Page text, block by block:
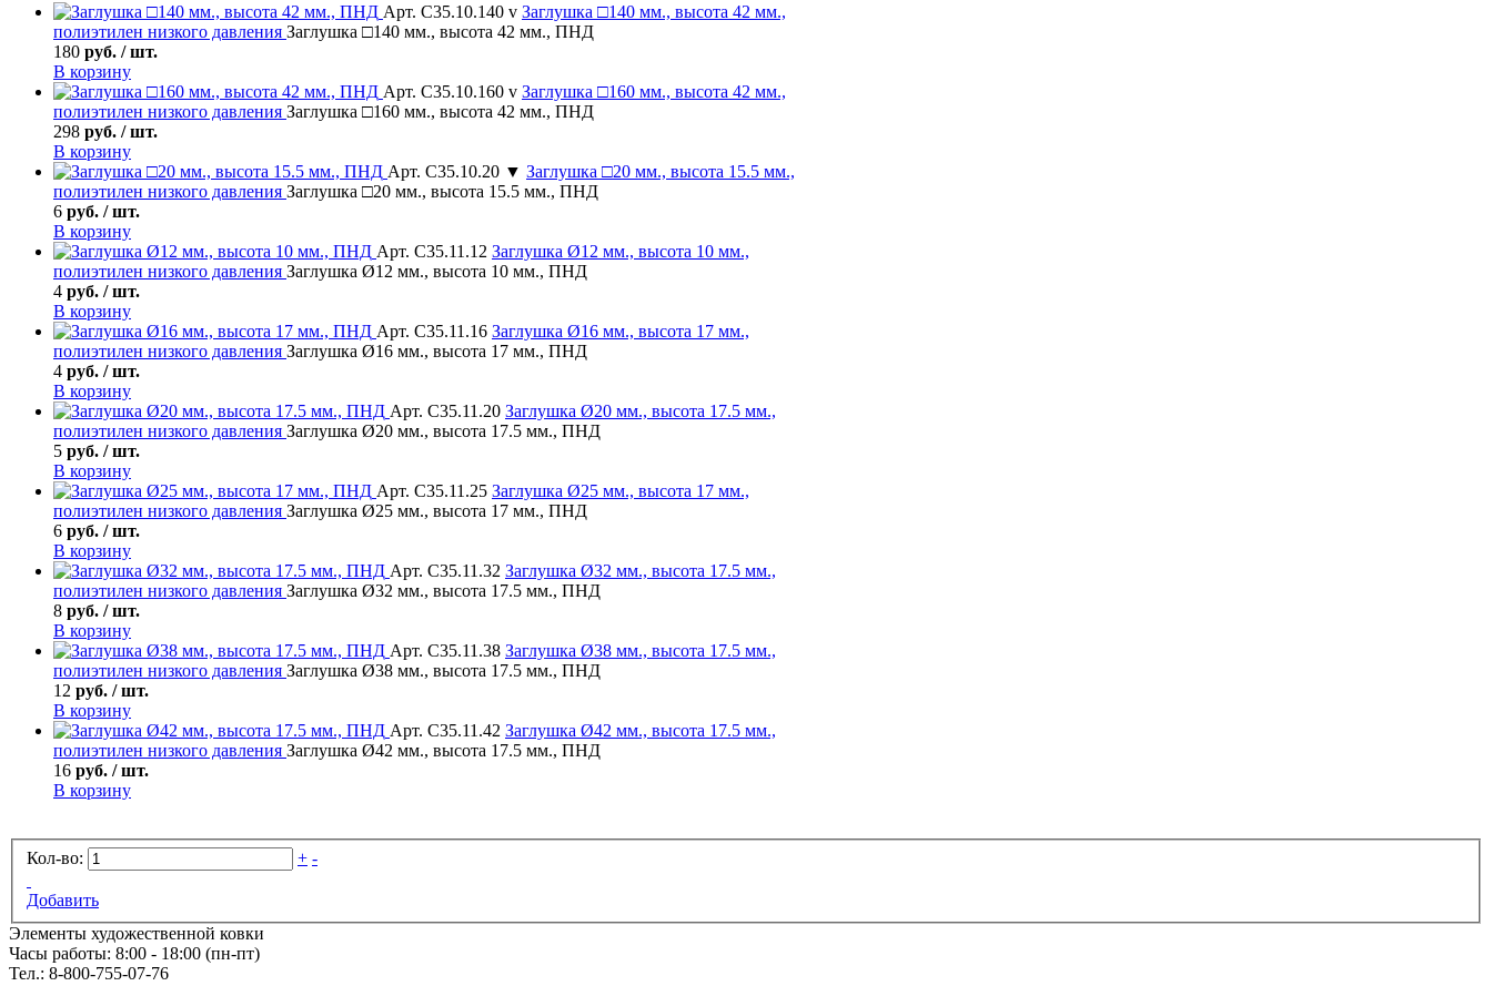
Арт. С35.10.140 v Заглушка □140 мм., высота 42 мм.,
полиэтилен низкого давления Заглушка □140 мм., высота 42 мм., ПНД
180 руб. / шт.
В корзину
Арт. С35.10.160 v Заглушка □160 мм., высота 42 мм.,
полиэтилен низкого давления Заглушка □160 мм., высота 42 мм., ПНД
298 руб. / шт.
В корзину
Арт. С35.10.20 ▼ Заглушка □20 мм., высота 15.5 мм.,
полиэтилен низкого давления Заглушка □20 мм., высота 15.5 мм., ПНД
6 руб. / шт.
В корзину
Арт. С35.11.12 Заглушка Ø12 мм., высота 10 мм.,
полиэтилен низкого давления Заглушка Ø12 мм., высота 10 мм., ПНД
4 руб. / шт.
В корзину
Арт. С35.11.16 Заглушка Ø16 мм., высота 17 мм.,
полиэтилен низкого давления Заглушка Ø16 мм., высота 17 мм., ПНД
4 руб. / шт.
В корзину
Арт. С35.11.20 Заглушка Ø20 мм., высота 17.5 мм.,
полиэтилен низкого давления Заглушка Ø20 мм., высота 17.5 мм., ПНД
5 руб. / шт.
В корзину
Арт. С35.11.25 Заглушка Ø25 мм., высота 17 мм.,
полиэтилен низкого давления Заглушка Ø25 мм., высота 17 мм., ПНД
6 руб. / шт.
В корзину
Арт. С35.11.32 Заглушка Ø32 мм., высота 17.5 мм.,
полиэтилен низкого давления Заглушка Ø32 мм., высота 17.5 мм., ПНД
8 руб. / шт.
В корзину
Арт. С35.11.38 Заглушка Ø38 мм., высота 17.5 мм.,
полиэтилен низкого давления Заглушка Ø38 мм., высота 17.5 мм., ПНД
12 руб. / шт.
В корзину
Арт. С35.11.42 Заглушка Ø42 мм., высота 17.5 мм.,
полиэтилен низкого давления Заглушка Ø42 мм., высота 17.5 мм., ПНД
16 руб. / шт.
В корзину
Кол-во: + -
Добавить
Элементы художественной ковки
Часы работы: 8:00 - 18:00 (пн-пт)
Тел.: 8-800-755-07-76